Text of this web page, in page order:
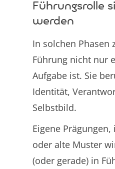
Führungsrolle
werden
In solchen Phasen
Führung nicht nur
Aufgabe ist. Sie
Identität,
Selbstbild.
Eigene
oder alte Muster
(oder gerade) in